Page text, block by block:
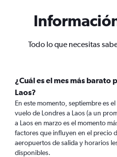
Todo lo que necesitas
¿Cuál es el mes más barato
Laos?
En este momento, septiembre es
vuelo de Londres a Laos (a un
a Laos en marzo es el momento
factores que influyen en el precio
aeropuertos de salida y horarios
disponibles.